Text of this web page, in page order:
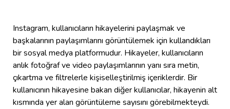
Instagram, kullanıcıların hikayelerini paylaşmak ve
başkalarının paylaşımlarını görüntülemek için kullandıkları
bir sosyal medya platformudur. Hikayeler, kullanıcıların
anlık fotoğraf ve video paylaşımlarının yanı sıra metin,
çıkartma ve filtrelerle kişiselleştirilmiş içeriklerdir. Bir
kullanıcının hikayesine bakan diğer kullanıcılar, hikayenin alt
kısmında yer alan görüntüleme sayısını görebilmekteydi.